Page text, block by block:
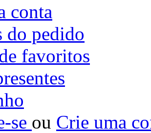
conta
do pedido
favoritos
se ou Crie uma